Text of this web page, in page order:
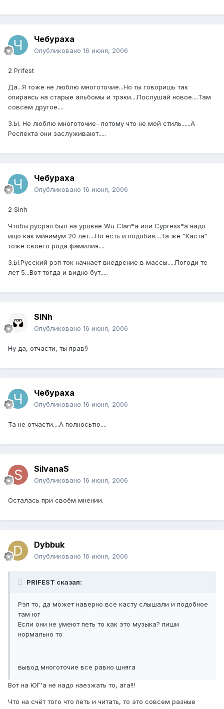
Чебураха
Опубликовано 16 июня, 2006
2 Prifest
Да...Я тоже не люблю многоточие...Но ты говоришь так
опираясь на старые альбомы и трэки....Послушай новое....Там
совсем другое....
З.Ы. Не люблю многоточие- потому что не мой стиль......А
Респекта они заслуживают.....
Чебураха
Опубликовано 16 июня, 2006
2 Sinh
Чтобы русрэп был на уровне Wu Clan*а или Cypress*а надо
ищо как минимум 20 лет....Но есть и подобия....Та же "Каста"
тоже своего рода фамилия....
З.Ы.Русский рэп ток начнает внедрение в массы.....Погоди те
лет 5...Вот тогда и видно бут.....
SINh
Опубликовано 16 июня, 2006
Ну да, отчасти, ты прав!)
Чебураха
Опубликовано 16 июня, 2006
Та не отчасти....А полносьтю....
SilvanaS
Опубликовано 16 июня, 2006
Осталась при своём мнении.
Dybbuk
Опубликовано 16 июня, 2006
PRIFEST сказал:
Рэп то, да может наверно все касту слышали и подобное
там юг
Если они не умеют петь то как это музыка? пиши
нормально то
вывод многоточие все равно шняга
Вот на ЮГ'a не надо наезжать то, ага!!!
Что на счёт того что петь и читать, то это совсем разные